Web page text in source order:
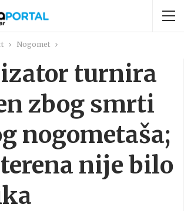
Nogomet
turnira
zbog smrti
nogometaša;
nije bilo